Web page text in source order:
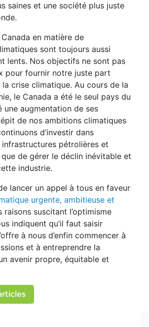
saines et une société plus juste
en matière de
sont toujours aussi
lents. Nos objectifs ne sont pas
pour fournir notre juste part
crise climatique. Au cours de la
le Canada a été le seul pays du
une augmentation de ses
de nos ambitions climatiques
d’investir dans
infrastructures pétrolières et
de gérer le déclin inévitable et
industrie.
lancer un appel à tous en faveur
urgente, ambitieuse et
raisons suscitant l’optimisme
indiquent qu’il faut saisir
à nous d’enfin commencer à
et à entreprendre la
avenir propre, équitable et